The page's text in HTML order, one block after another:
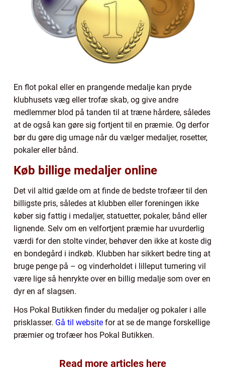
En flot pokal eller en prangende medalje kan pryde
klubhusets væg eller trofæ skab, og give andre
medlemmer blod på tanden til at træne hårdere, således
at de også kan gøre sig fortjent til en præmie. Og derfor
bør du gøre dig umage når du vælger medaljer, rosetter,
pokaler eller bånd.
Køb billige medaljer online
Det vil altid gælde om at finde de bedste trofæer til den
billigste pris, således at klubben eller foreningen ikke
køber sig fattig i medaljer, statuetter, pokaler, bånd eller
lignende. Selv om en velfortjent præmie har uvurderlig
værdi for den stolte vinder, behøver den ikke at koste dig
en bondegård i indkøb. Klubben har sikkert bedre ting at
bruge penge på – og vinderholdet i lilleput turnering vil
være lige så henrykte over en billig medalje som over en
dyr en af slagsen.
Hos Pokal Butikken finder du medaljer og pokaler i alle
prisklasser. Gå til website for at se de mange forskellige
præmier og trofæer hos Pokal Butikken.
Read more articles here